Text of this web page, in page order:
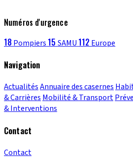
Numéros d'urgence
18 Pompiers 15 SAMU 112 Europe
Navigation
ActualitésAnnuaire des casernes
& Carrières Mobilité & Transport
& Interventions
Contact
Contact